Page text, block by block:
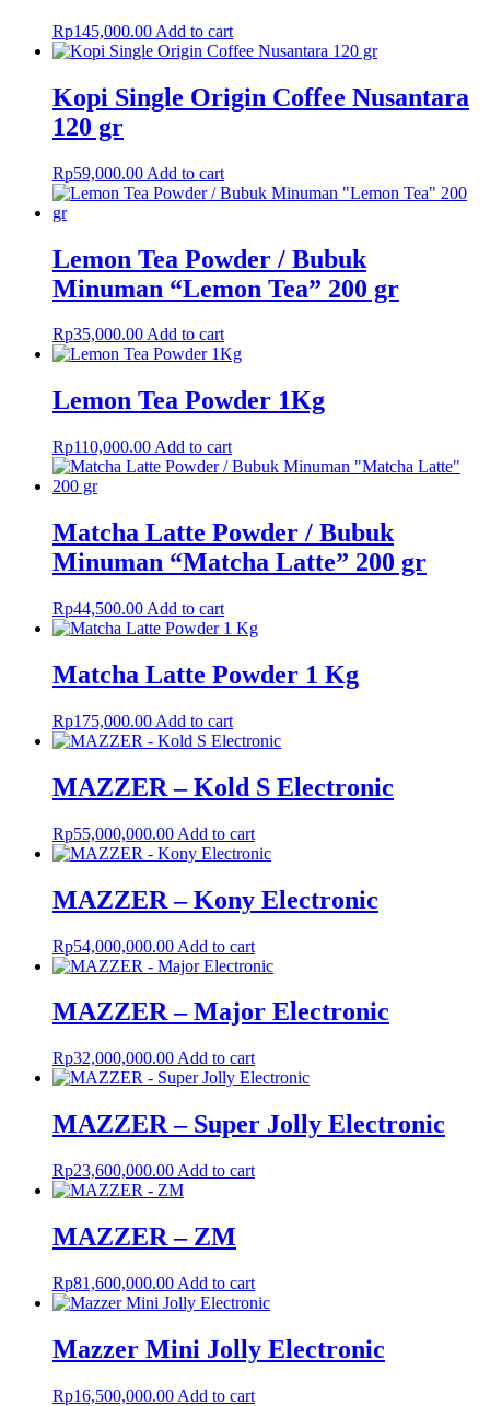
Rp145,000.00 Add to cart
Kopi Single Origin Coffee Nusantara
120 gr
Rp59,000.00 Add to cart
Lemon Tea Powder / Bubuk
Minuman “Lemon Tea” 200 gr
Rp35,000.00Add to cart
Lemon Tea Powder 1Kg
Rp110,000.00 Add to cart
Matcha Latte Powder / Bubuk
Minuman “Matcha Latte” 200 gr
Rp44,500.00 Add to cart
Matcha Latte Powder 1 Kg
Rp175,000.00 Add to cart
MAZZER – Kold S Electronic
Rp55,000,000.00 Add to cart
MAZZER – Kony Electronic
Rp54,000,000.00 Add to cart
MAZZER – Major Electronic
Rp32,000,000.00 Add to cart
MAZZER – Super Jolly Electronic
Rp23,600,000.00 Add to cart
MAZZER – ZM
Rp81,600,000.00 Add to cart
Mazzer Mini Jolly Electronic
Rp16,500,000.00 Add to cart